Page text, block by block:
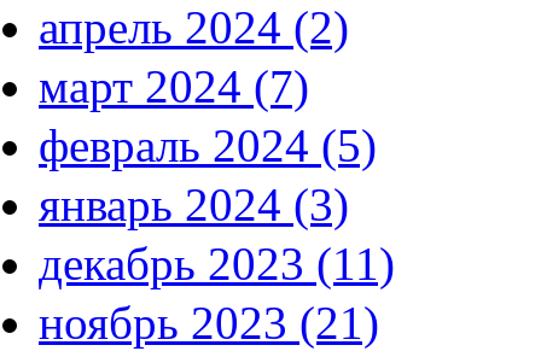
апрель 2024 (2)
март 2024 (7)
февраль 2024 (5)
январь 2024 (3)
декабрь 2023 (11)
ноябрь 2023 (21)